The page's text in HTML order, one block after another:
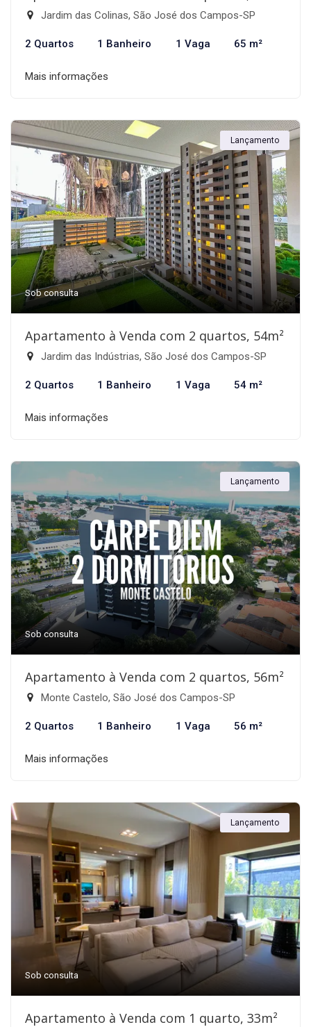
Jardim das Colinas, São José dos Campos-SP
2 Quartos 1 Banheiro 1 Vaga 65 m²
Mais informações
Lançamento
Sob consulta
Apartamento à Venda com 2 quartos, 54m²
Jardim das Indústrias, São José dos Campos-SP
2 Quartos 1 Banheiro 1 Vaga 54 m²
Mais informações
Lançamento
Sob consulta
Apartamento à Venda com 2 quartos, 56m²
Monte Castelo, São José dos Campos-SP
2 Quartos 1 Banheiro 1 Vaga 56 m²
Mais informações
Lançamento
Sob consulta
Apartamento à Venda com 1 quarto, 33m²